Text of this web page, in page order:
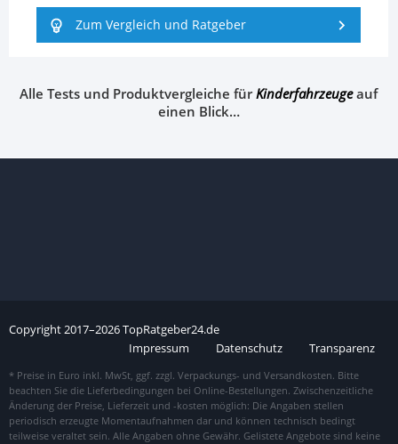
Zum Vergleich und Ratgeber
Alle Tests und Produktvergleiche fürKinderfahrzeugeauf
einen Blick…
Copyright2017–2026TopRatgeber24.de
Impressum
Datenschutz Transparenz